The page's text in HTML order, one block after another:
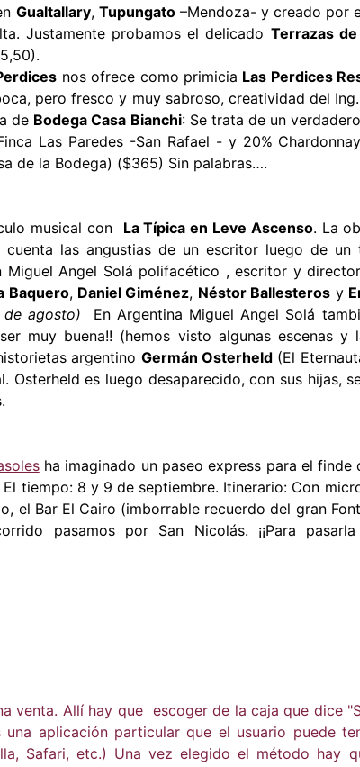
Gualtallary, Tupungato–Mendoza- y creado por
Justamente probamos el delicado Terrazas
nos ofrece como primicia Las Perdices
pero fresco y muy sabroso, creatividad del
de Bodega Casa Bianchi: Se trata de un
Las Paredes -San Rafael - y 20%
de la Bodega) ($365) Sin palabras….
musical con La Típica en Leve Ascenso. La
las angustias de un escritor luego de un
Angel Solá polifacético , escritor y
Baquero, Daniel Giménez, Néstor Ballesteros y
agosto) En Argentina Miguel Angel Solá
muy buena!! (hemos visto algunas escenas
argentino Germán Osterheld (El
es luego desaparecido, con sus hijas,
ha imaginado un paseo express para el finde
tiempo: 8 y 9 de septiembre. Itinerario: Con
el Bar El Cairo (imborrable recuerdo del gran
pasamos por San Nicolás. ¡¡Para
venta. Allí hay que escoger de la caja que dice
aplicación particular que el usuario puede
Safari, etc.) Una vez elegido el método hay